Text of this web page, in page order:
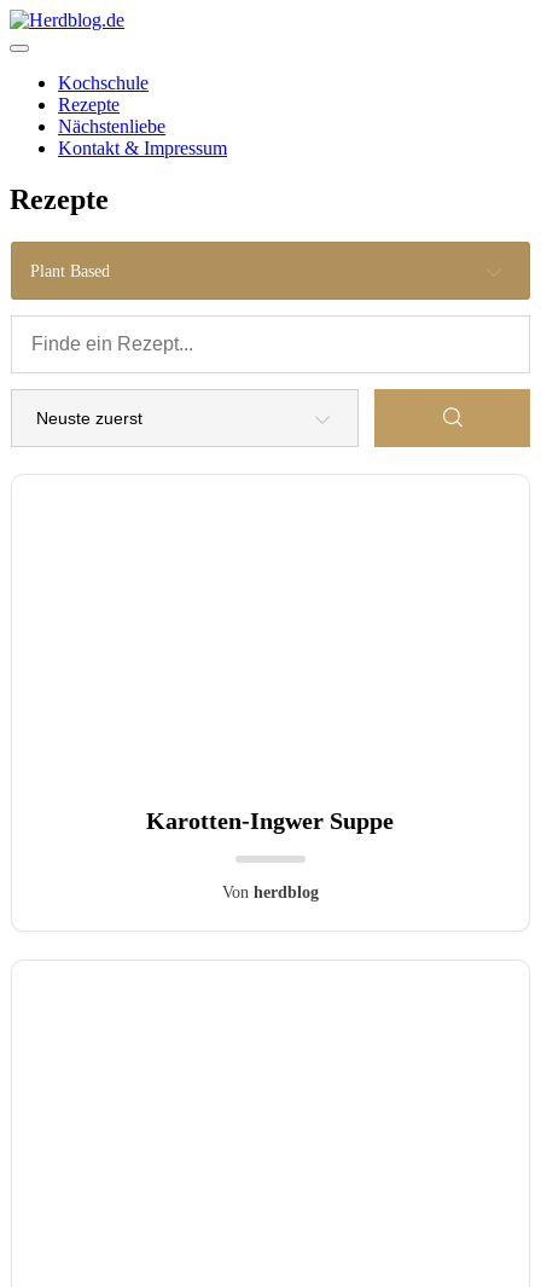
Skip
to
Herdblog.de
Kochschule
Rezepte
Nächstenliebe
Kontakt & Impressum
Rezepte
Plant Based
Karotten-Ingwer Suppe
Von herdblog